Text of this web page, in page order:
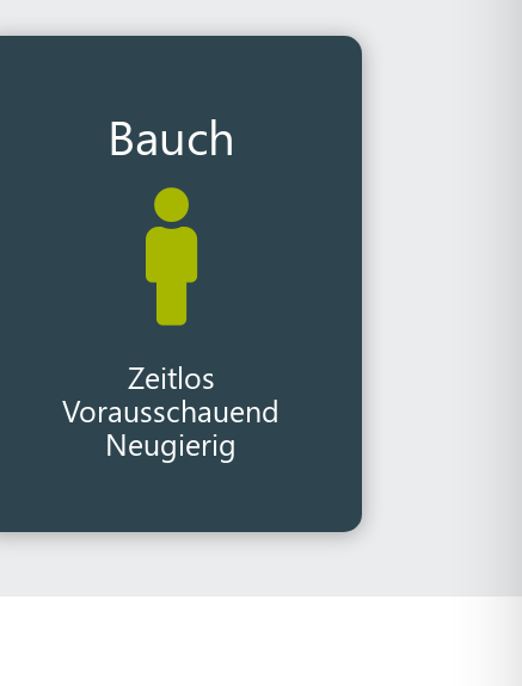
Bauch

Zeitlos
Vorausschauend
Neugierig